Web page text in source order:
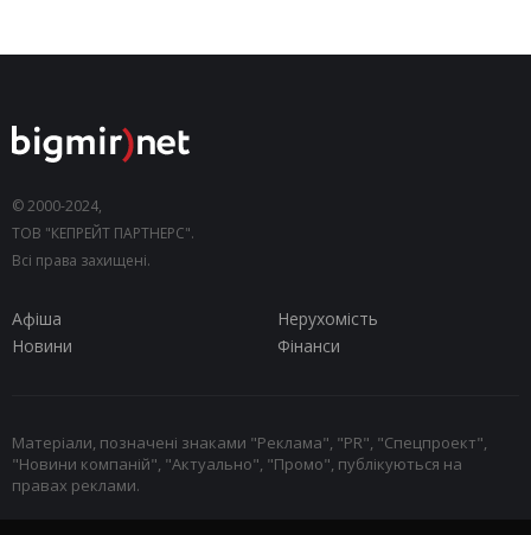
© 2000-2024,
ТОВ "КЕПРЕЙТ ПАРТНЕРС".
Всі права захищені.
Афіша
Нерухомість
Новини
Фінанси
Матеріали, позначені знаками "Реклама", "PR", "Спецпроект",
"Новини компаній", "Актуально", "Промо", публікуються на
правах реклами.